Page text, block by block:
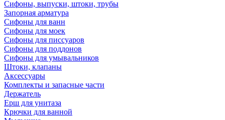
Сифоны, выпуски, штоки, трубы
Запорная арматура
Сифоны для ванн
Сифоны для моек
Сифоны для писсуаров
Сифоны для поддонов
Сифоны для умывальников
Штоки, клапаны
Аксессуары
Комплекты и запасные части
Держатель
Ерш для унитаза
Крючки для ванной